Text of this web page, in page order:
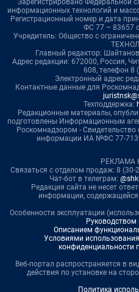
Зарегистрировано Федеральной
информационных технологий и
Регистрационный номер и дата
ФС 77 – 83657
Учредитель: Общество с
Главный редактор:
Адрес редакции: 672000, Россия,
608, телефон 8
Электронный адрес
Контактные данные для
Техподдержка:
Редакционные материалы,
подготовлены Информационным
Роскомнадзором - Свидетельство
информации ИА №ФС 77-
РЕКЛАМА
Связаться с отделом продаж: 8 (30-
Чат-бот в телеграм:
Редакция сайта не несет
информации,
Особенности эксплуатации
Руководством
Описанием
Условиями
конфиденциальности
Веб-портал распространяется в
действия по установке на
Политика